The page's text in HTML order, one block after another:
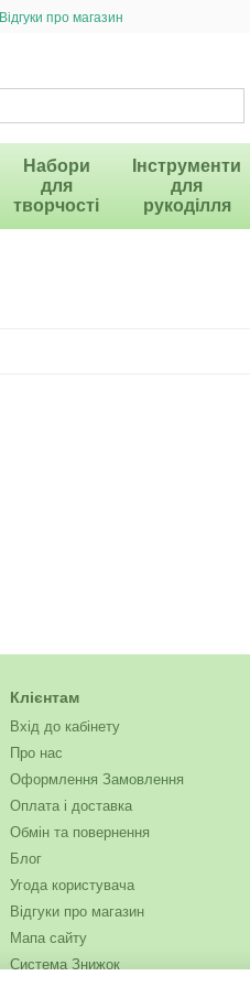
Відгуки про магазин
Набори
для
творчості
Інструменти
для
рукоділля
Клієнтам
Вхід до кабінету
Про нас
Оформлення Замовлення
Оплата і доставка
Обмін та повернення
Блог
Угода користувача
Відгуки про магазин
Мапа сайту
Система Знижок